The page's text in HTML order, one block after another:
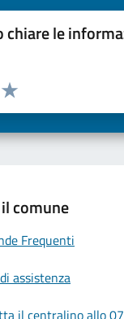
chiare le
la pagina
Valuta 5 stelle su 5
4 stelle su 5
stelle su 5
su 5
su 5
comune
Frequenti
assistenza
il centralino allo